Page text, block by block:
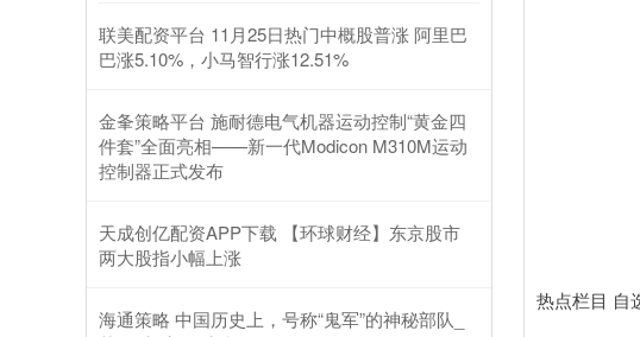
热点栏目 自
联美配资平台 11月25日热门中概股普涨 阿里巴
巴涨5.10%，小马智行涨12.51%
金夆策略平台 施耐德电气机器运动控制“黄金四
件套”全面亮相——新一代Modicon M310M运动
控制器正式发布
天成创亿配资APP下载 【环球财经】东京股市
两大股指小幅上涨
海通策略 中国历史上，号称“鬼军”的神秘部队_